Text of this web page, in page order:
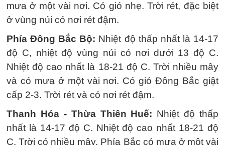
mưa ở một vài nơi. Có gió nhẹ. Trời rét, đặc biệt
ở vùng núi có nơi rét đậm.
Phía Đông Bắc Bộ: Nhiệt độ thấp nhất là 14-17
độ C, nhiệt độ vùng núi có nơi dưới 13 độ C.
Nhiệt độ cao nhất là 18-21 độ C. Trời nhiều mây
và có mưa ở một vài nơi. Có gió Đông Bắc giật
cấp 2-3. Trời rét và có nơi rét đậm.
Thanh Hóa - Thừa Thiên Huế: Nhiệt độ thấp
nhất là 14-17 độ C. Nhiệt độ cao nhất 18-21 độ
C. Trời có nhiều mây. Phía Bắc có mưa ở một vài